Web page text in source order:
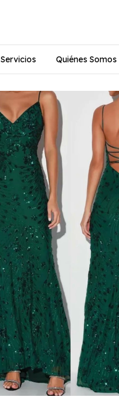
Servicios Quiénes Somos